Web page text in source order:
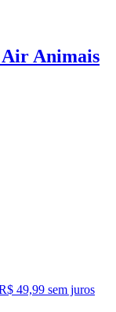
Animais
49,99 sem juros